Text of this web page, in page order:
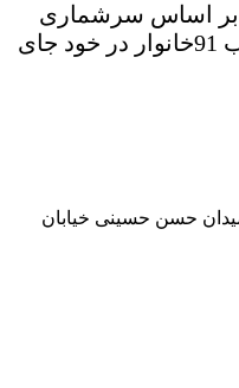
بر اساس سرشماری
سال 95تعداد 306نفر را در قالب 91خانوار در خود جای
حسن حسینی خیابان